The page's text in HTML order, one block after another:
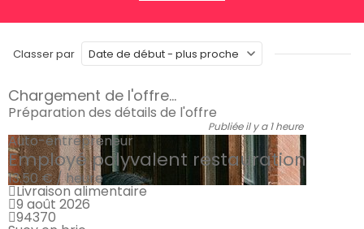
Classer par
Chargement de l'offre...
Préparation des détails de l'offre
Publiée il y a 1 heure
Auto-entrepreneur
Employé polyvalent restauration
13.50 € / heure
Livraison alimentaire
9 août 2026
94370